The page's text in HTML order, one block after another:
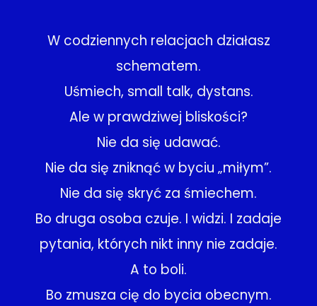
W codziennych relacjach działasz
schematem.
Uśmiech, small talk, dystans.
Ale w prawdziwej bliskości?
Nie da się udawać.
Nie da się zniknąć w byciu „miłym”.
Nie da się skryć za śmiechem.
Bo druga osoba czuje. I widzi. I zadaje
pytania, których nikt inny nie zadaje.
A to boli.
Bo zmusza cię do bycia obecnym.